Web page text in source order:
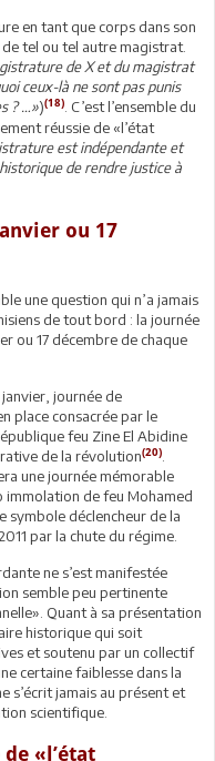
en tant que corps dans son
de tel ou tel autre magistrat.
de X et du magistrat
ceux-là ne sont pas punis
? …»)(18)
. C’est l’ensemble du
réussie de «l’état
est indépendante et
de rendre justice à
ou 17
une question qui n’a jamais
de tout bord : la journée
ou 17 décembre de chaque
janvier, journée de
place consacrée par le
feu Zine El Abidine
de la révolution(20)
une journée mémorable
immolation de feu Mohamed
symbole déclencheur de la
par la chute du régime.
ne s’est manifestée
semble peu pertinente
Quant à sa présentation
historique qui soit
et soutenu par un collectif
certaine faiblesse dans la
s’écrit jamais au présent et
scientifique.
«l’état